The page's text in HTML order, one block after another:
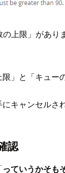
上限」があ
」と「キュー
キャンセルさ
認
っていうかそも